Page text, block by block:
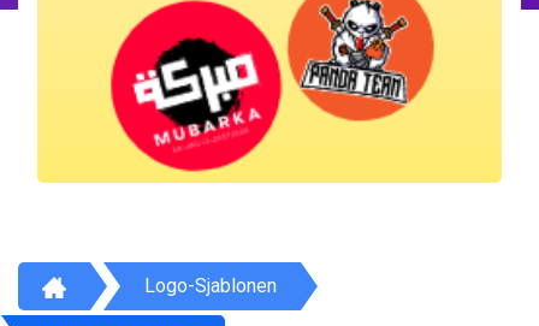
Logo-Sjablonen